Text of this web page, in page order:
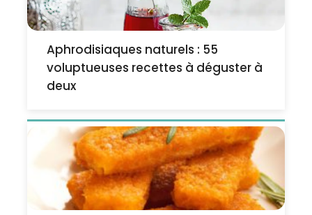
Aphrodisiaques naturels : 55
voluptueuses recettes à déguster à
deux